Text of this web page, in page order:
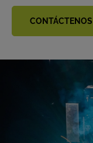
CONTÁCTENOS